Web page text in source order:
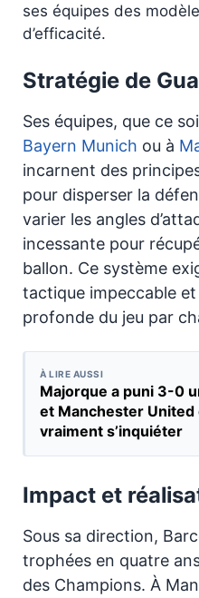
ses équipes des
d’efficacité.
Stratégie de
Ses équipes, que ce
Bayern Munich ou à
incarnent des
pour disperser la
varier les angles
incessante pour
ballon. Ce système
tactique impeccable
profonde du jeu par
À LIRE AUSSI
Majorque a puni 3-0
et Manchester United
vraiment s’inquiéter
Impact et
Sous sa direction,
trophées en quatre
des Champions. À